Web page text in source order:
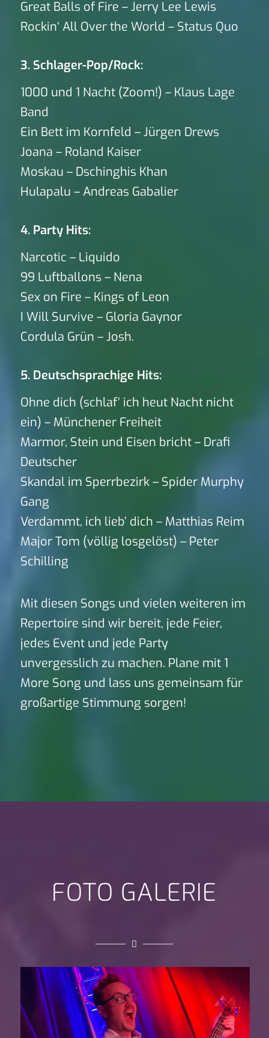
Great Balls of Fire – Jerry Lee Lewis
Rockin‘ All Over the World – Status Quo
3. Schlager-Pop/Rock:
1000 und 1 Nacht (Zoom!) – Klaus Lage
Band
Ein Bett im Kornfeld – Jürgen Drews
Joana – Roland Kaiser
Moskau – Dschinghis Khan
Hulapalu – Andreas Gabalier
4. Party Hits:
Narcotic – Liquido
99 Luftballons – Nena
Sex on Fire – Kings of Leon
I Will Survive – Gloria Gaynor
Cordula Grün – Josh.
5. Deutschsprachige Hits:
Ohne dich (schlaf’ ich heut Nacht nicht
ein) – Münchener Freiheit
Marmor, Stein und Eisen bricht – Drafi
Deutscher
Skandal im Sperrbezirk – Spider Murphy
Gang
Verdammt, ich lieb’ dich – Matthias Reim
Major Tom (völlig losgelöst) – Peter
Schilling
Mit diesen Songs und vielen weiteren im
Repertoire sind wir bereit, jede Feier,
jedes Event und jede Party
unvergesslich zu machen. Plane mit 1
More Song und lass uns gemeinsam für
großartige Stimmung sorgen!
FOTO GALERIE